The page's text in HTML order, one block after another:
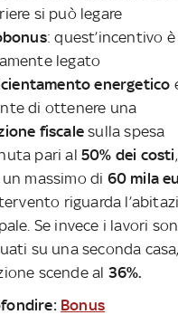
si può legare
: quest’incentivo è
legato
energetico
di ottenere una
fiscale sulla spesa
pari al 50% dei costi,
massimo di 60 mila
riguarda
Se invece i lavori
su una seconda
scende al 36%.
Bonus